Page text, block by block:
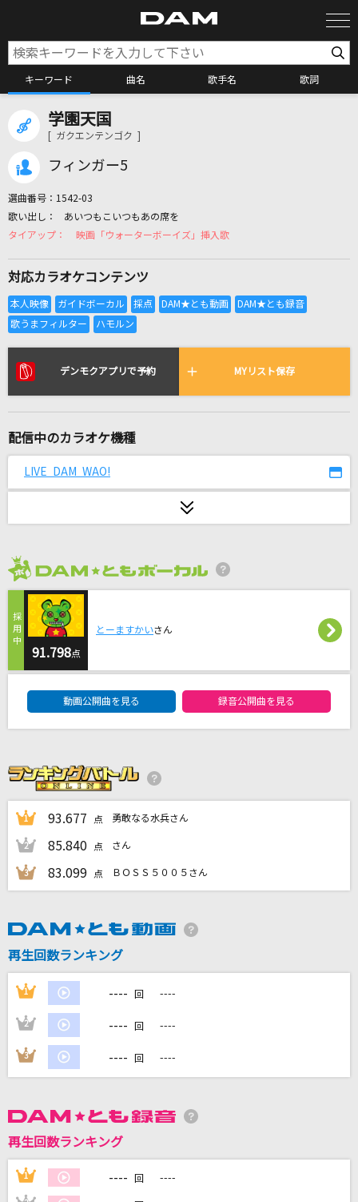
キーワード 曲名 歌手名 歌詞
カラオケリクエスト
リアルタイムで歌われている曲の一覧
HE IS MINE
EBiDAN (恵比寿学園男子部)
夏空
ヨルシカ
[生音]Time after time ～花舞う街で～
倉木麻衣
I'm a mess
MY FIRST STORY
アイネクライネ
エイリアンエイリアン
ナユタン星人
ホール・ニュー・ワールド(新しい世界)
石井一孝・麻生かほ里
ONE OK ROCK
カラオケ最新情報をチェック！
DAMに会員登録・ログインして
カラオケをもっと楽しもう！
学園天国
[ ガクエンテンゴク ]
フィンガー5
選曲番号： 1542-03
あいつもこいつもあの席を
映画「ウォーターボーイズ」挿入歌
対応カラオケコンテンツ
デンモクアプリで予約 MYリスト保存
配信中のカラオケ機種
LIVE DAM WAO!
91.798点
とーますかいさん
動画公開曲を見る 録音公開曲を見る
1 93.677 点 勇敢なる水兵さん
2 85.840 点 さん
3 83.099 点 ＢＯＳＳ５００５さん
再生回数ランキング
1 ---- 回 ----
2 ---- 回 ----
3 ---- 回 ----
再生回数ランキング
1 ---- 回 ----